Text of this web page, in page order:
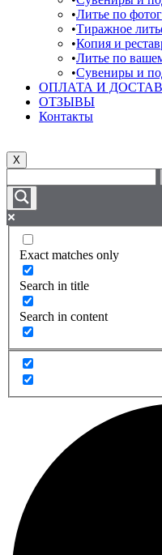
Литье по
Тиражное
Копия и
Литье по
Сувениры и
ОПЛАТА И
ОТЗЫВЫ
Контакты
X
Exact matches only
Search in title
Search in content